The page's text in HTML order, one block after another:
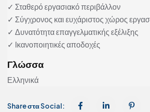
✓ Σταθερό εργασιακό περιβάλλον
✓ Σύγχρονος και ευχάριστος χώρος
✓ Δυνατότητα επαγγελματικής εξέλιξης
✓ Ικανοποιητικές αποδοχές
Γλώσσα
Ελληνικά
Share στα Social: